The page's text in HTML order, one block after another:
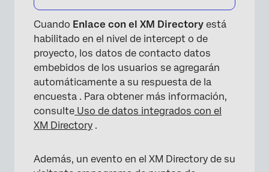
Cuando Enlace con el XM Directory está
habilitado en el nivel de intercept o de
proyecto, los datos de contacto datos
embebidos de los usuarios se agregarán
automáticamente a su respuesta de la
encuesta . Para obtener más información,
consulte Uso de datos integrados con el
XM Directory .
Además, un evento en el XM Directory de su